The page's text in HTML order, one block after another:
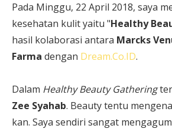
Pada Minggu, 22 April 2018, saya
kesehatan kulit yaitu "Healthy
hasil kolaborasi antara Marcks
Farma dengan Dream.Co.ID.
Dalam Healthy Beauty Gathering
Zee Syahab. Beauty tentu
kan. Saya sendiri sangat